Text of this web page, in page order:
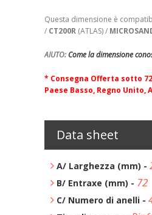
Questa dimensione è
/ CT200R (ATLAS) /
AIUTO: Come la dimensione
* Consegna Offerta sotto
Paese Basso, Regno
Data sheet
A/ Larghezza (mm) -
B/ Entraxe (mm) - 72
C/ Numero di anelli -